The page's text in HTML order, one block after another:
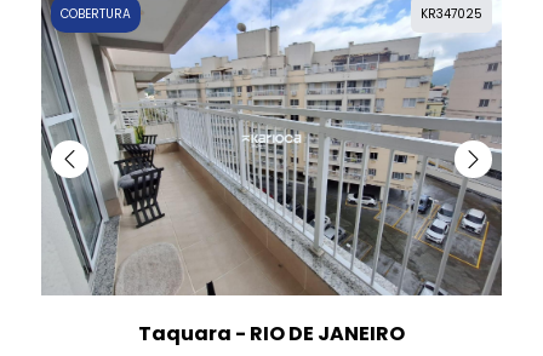
KR347025
COBERTURA
Taquara - RIO DE JANEIRO